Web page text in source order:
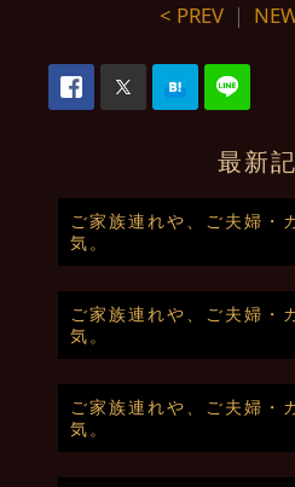
< PREV ｜
最新
ご家族連れや、ご夫婦・
気。
ご家族連れや、ご夫婦・
気。
ご家族連れや、ご夫婦・
気。